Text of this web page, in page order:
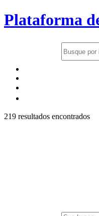
Plataforma
219 resultados encontrados